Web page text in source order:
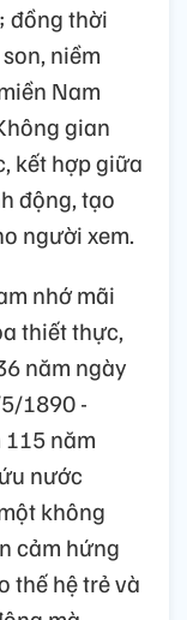
đồng thời
niềm
Nam
gian
kết hợp giữa
động, tạo
người xem.
nhớ mãi
thiết thực,
năm ngày
1890 -
năm
nước
không
cảm hứng
thế hệ trẻ và